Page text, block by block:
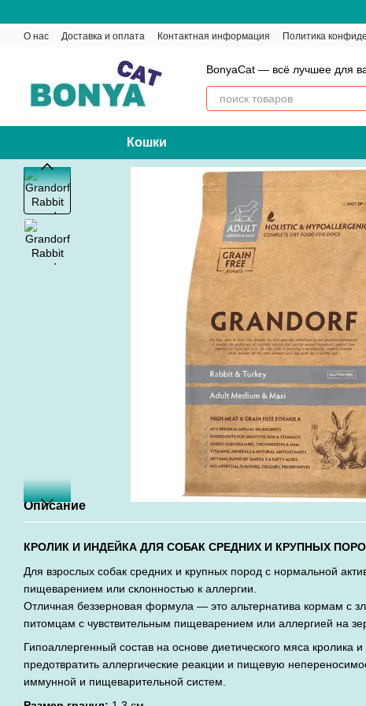
О нас Доставка и оплата Контактная информация Политика
BonyaCat — всё лучшее для
Кошки
Описание
КРОЛИК И ИНДЕЙКА ДЛЯ СОБАК СРЕДНИХ И КРУПНЫХ
Для взрослых собак средних и крупных пород с нормальной
пищеварением или склонностью к аллергии.
Отличная беззерновая формула — это альтернатива кормам с
питомцам с чувствительным пищеварением или аллергией на
Гипоаллергенный состав на основе диетического мяса кролика
предотвратить аллергические реакции и пищевую
иммунной и пищеварительной систем.